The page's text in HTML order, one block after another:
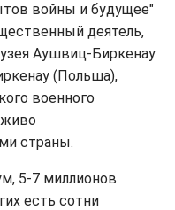
войны и будущее"
деятель,
Аушвиц-Биркенау
(Польша),
военного
страны.
5-7 миллионов
есть сотни